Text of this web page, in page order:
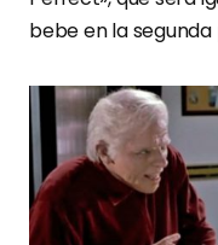
bebe en la